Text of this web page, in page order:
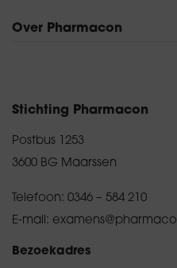
Over Pharmacon
Stichting Pharmacon
Postbus 1253
3600 BG Maarssen
Telefoon: 0346 – 584 210
E-mail:
Bezoekadres